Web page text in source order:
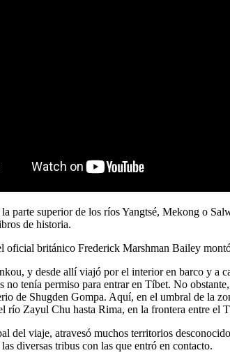
parte superior de los ríos Yangtsé, Mekong o
de historia.
británico Frederick Marshman Bailey
y desde allí viajó por el interior en barco y a
no tenía permiso para entrar en Tíbet. No
de Shugden Gompa. Aquí, en el umbral de la
río Zayul Chu hasta Rima, en la frontera entre
viaje, atravesó muchos territorios
las diversas tribus con las que entró en contacto.